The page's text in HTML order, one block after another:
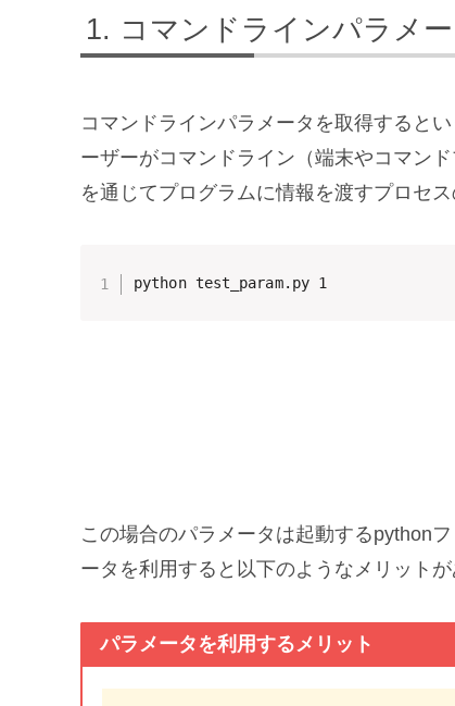
コマンドラインパラメ
コマンドラインパラメータを取得すると
ーザーがコマンドライン（端末やコマン
を通じてプログラムに情報を渡すプロセ
python test_param.py 1
この場合のパラメータは起動するpython
ータを利用すると以下のようなメリットが
パラメータを利用するメリット